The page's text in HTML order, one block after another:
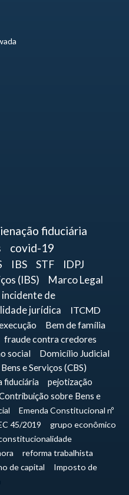
fiduciária
covid-19
IBS STF
IDPJ
(IBS)
Marco Legal
incidente de
jurídica
ITCMD
Bem de família
fraude contra credores
social
Domicílio Judicial
e Serviços (CBS)
fiduciária
pejotização
sobre Bens e
Emenda Constitucional nº
45/2019
grupo econômico
reforma trabalhista
de capital
Imposto de